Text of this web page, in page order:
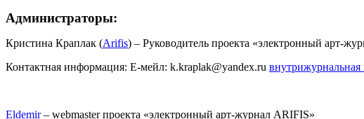
Администраторы:
Кристина Краплак (Arifis) – Руководитель проекта «электронный арт-
Контактная информация: Е-мейл: k.kraplak@yandex.ru внутрижурнальная
Eldemir– webmaster проекта «электронный арт-журнал ARIFIS»